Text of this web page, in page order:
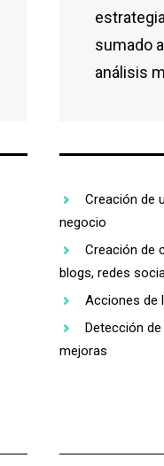
sumado
análisis
Creación de
negocio
Creación de
blogs, redes
Acciones de
Detección
mejoras